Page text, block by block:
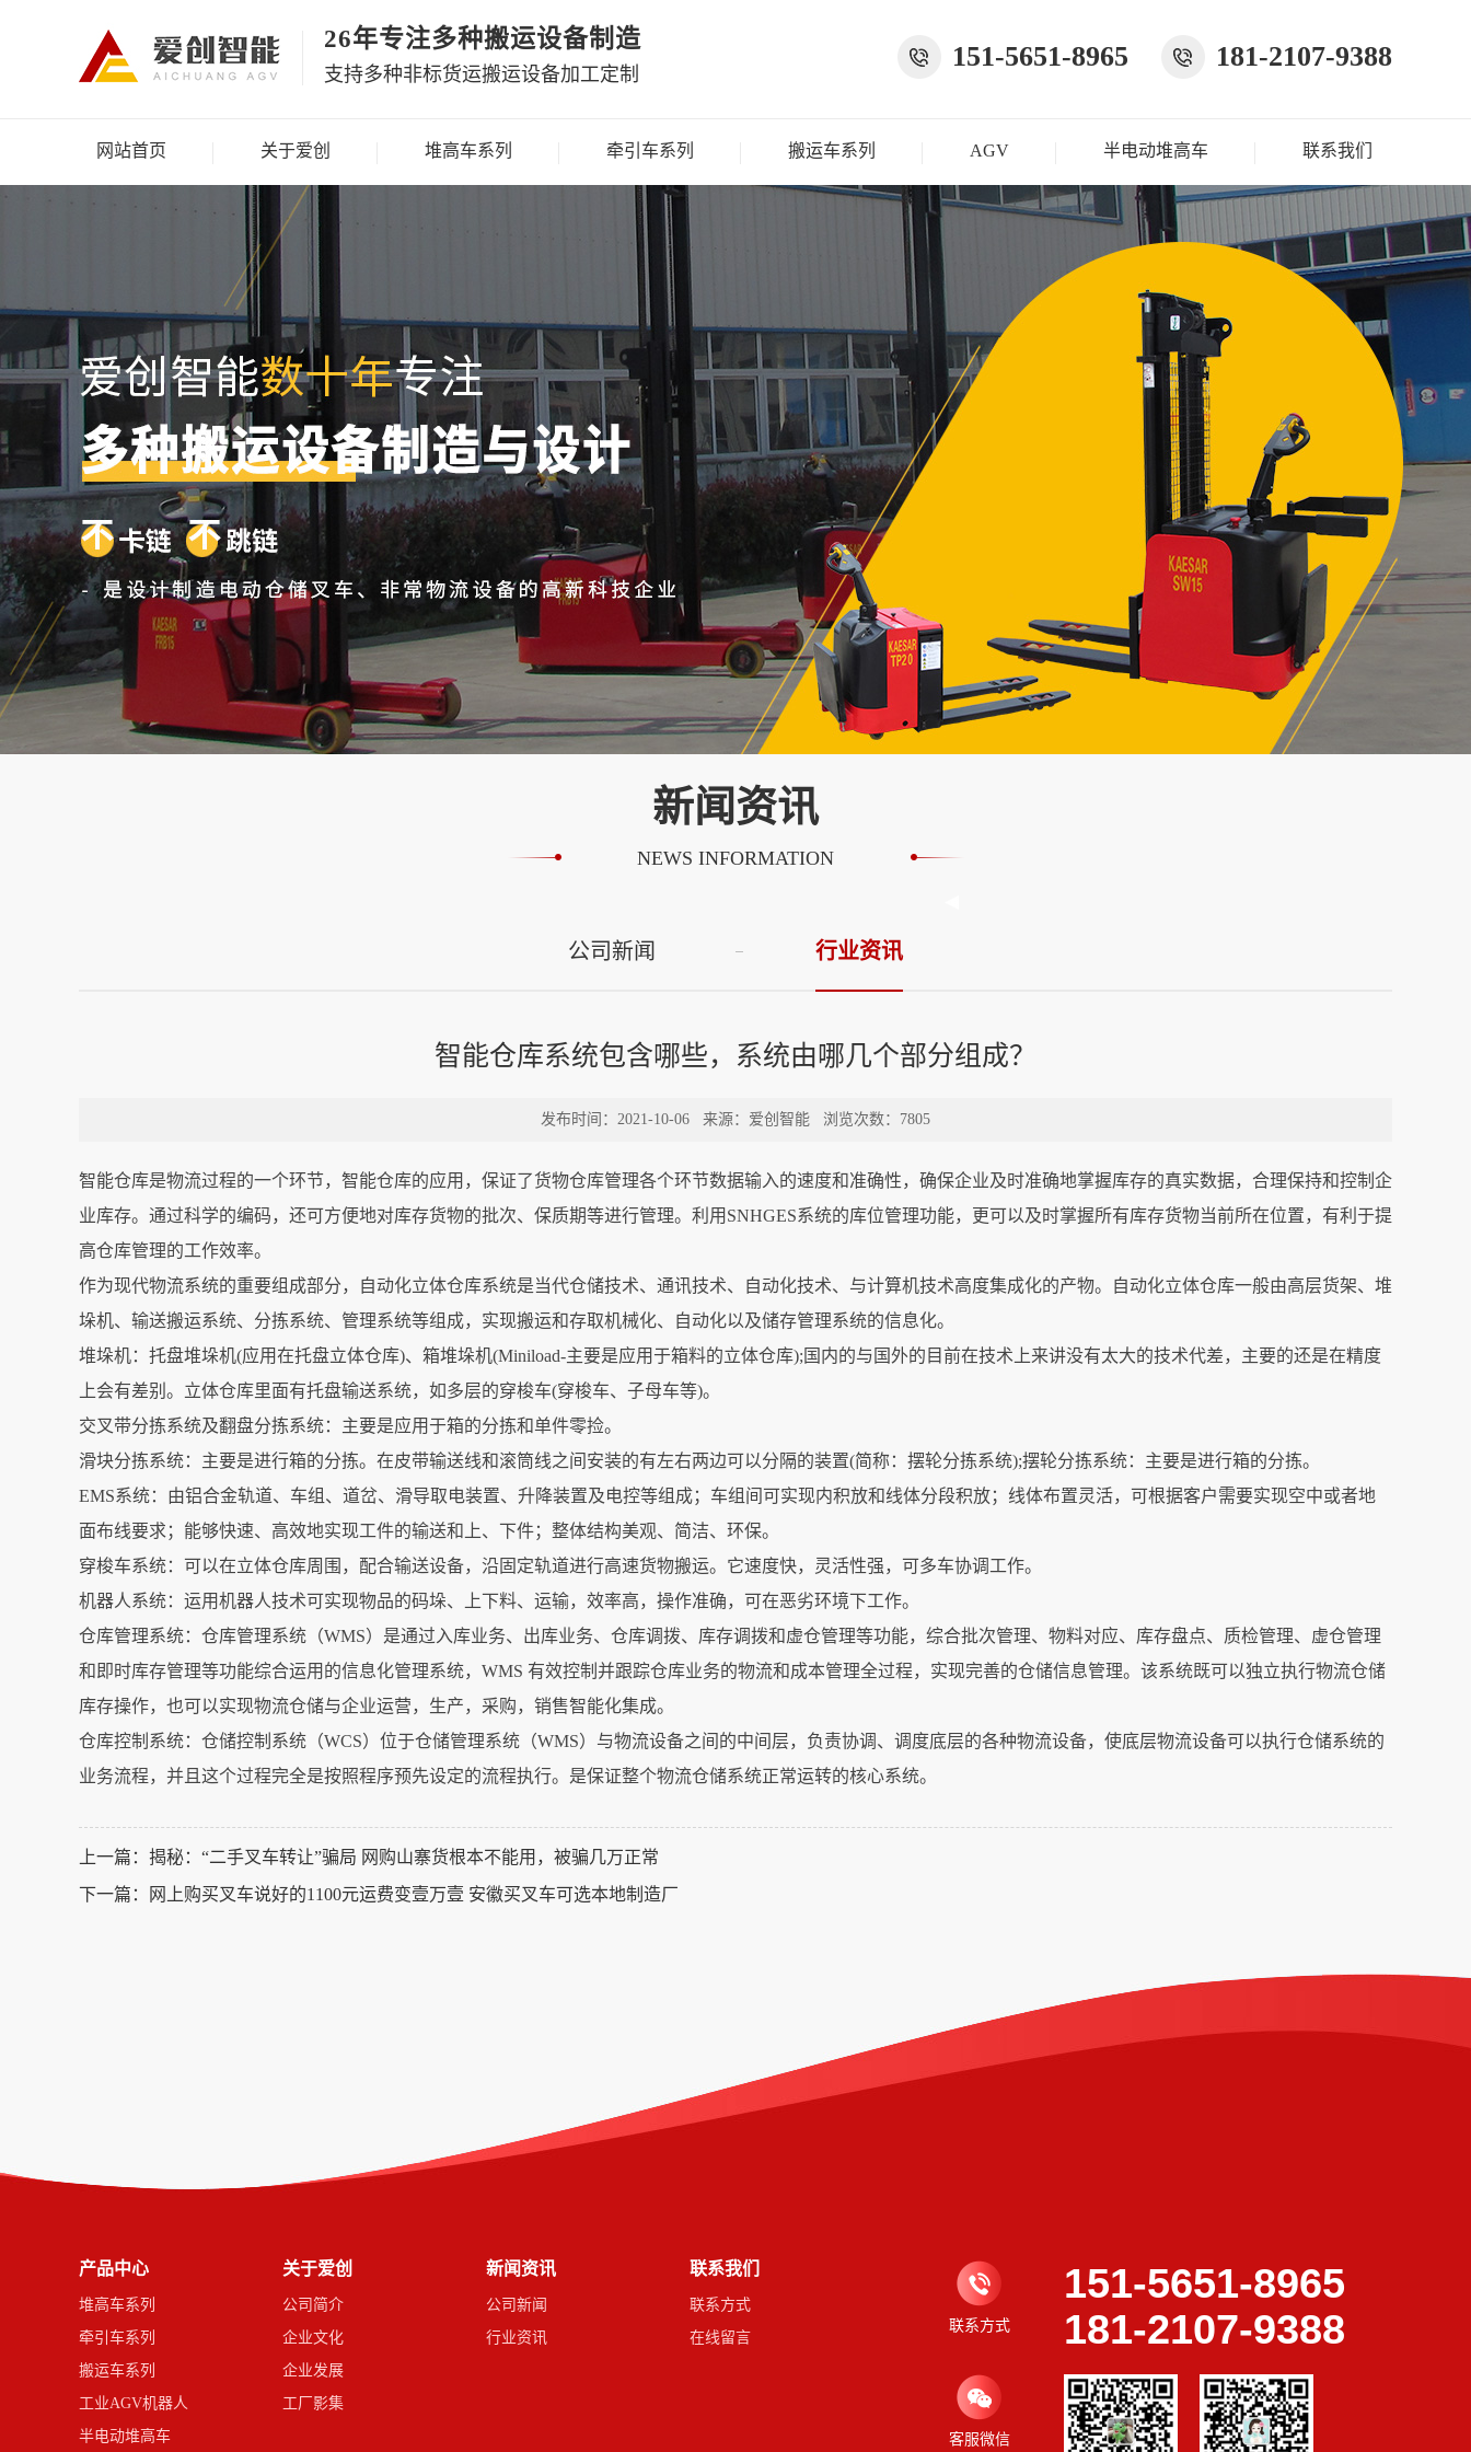
26年专注多种搬运设备制造
支持多种非标货运搬运设备加工定制
151-5651-8965 181-2107-9388
网站首页 关于爱创 堆高车系列 牵引车系列 搬运车系列 AGV 半电动堆高车 联系我们
新闻资讯
NEWS INFORMATION
公司新闻 行业资讯
智能仓库系统包含哪些，系统由哪几个部分组成？
发布时间：2021-10-06 来源：爱创智能 浏览次数：7805
智能仓库是物流过程的一个环节，智能仓库的应用，保证了货物仓库管理各个环节数据输入的速度和准确性，确保企业及时准确地掌握库存的真实数据，合理保持和控制企
业库存。通过科学的编码，还可方便地对库存货物的批次、保质期等进行管理。利用SNHGES系统的库位管理功能，更可以及时掌握所有库存货物当前所在位置，有利于提
高仓库管理的工作效率。
作为现代物流系统的重要组成部分，自动化立体仓库系统是当代仓储技术、通讯技术、自动化技术、与计算机技术高度集成化的产物。自动化立体仓库一般由高层货架、堆
垛机、输送搬运系统、分拣系统、管理系统等组成，实现搬运和存取机械化、自动化以及储存管理系统的信息化。
堆垛机：托盘堆垛机(应用在托盘立体仓库)、箱堆垛机(Miniload-主要是应用于箱料的立体仓库);国内的与国外的目前在技术上来讲没有太大的技术代差，主要的还是在精度
上会有差别。立体仓库里面有托盘输送系统，如多层的穿梭车(穿梭车、子母车等)。
交叉带分拣系统及翻盘分拣系统：主要是应用于箱的分拣和单件零捡。
滑块分拣系统：主要是进行箱的分拣。在皮带输送线和滚筒线之间安装的有左右两边可以分隔的装置(简称：摆轮分拣系统);摆轮分拣系统：主要是进行箱的分拣。
EMS系统：由铝合金轨道、车组、道岔、滑导取电装置、升降装置及电控等组成；车组间可实现内积放和线体分段积放；线体布置灵活，可根据客户需要实现空中或者地
面布线要求；能够快速、高效地实现工件的输送和上、下件；整体结构美观、简洁、环保。
穿梭车系统：可以在立体仓库周围，配合输送设备，沿固定轨道进行高速货物搬运。它速度快，灵活性强，可多车协调工作。
机器人系统：运用机器人技术可实现物品的码垛、上下料、运输，效率高，操作准确，可在恶劣环境下工作。
仓库管理系统：仓库管理系统（WMS）是通过入库业务、出库业务、仓库调拨、库存调拨和虚仓管理等功能，综合批次管理、物料对应、库存盘点、质检管理、虚仓管理
和即时库存管理等功能综合运用的信息化管理系统，WMS 有效控制并跟踪仓库业务的物流和成本管理全过程，实现完善的仓储信息管理。该系统既可以独立执行物流仓储
库存操作，也可以实现物流仓储与企业运营，生产，采购，销售智能化集成。
仓库控制系统：仓储控制系统（WCS）位于仓储管理系统（WMS）与物流设备之间的中间层，负责协调、调度底层的各种物流设备，使底层物流设备可以执行仓储系统的
业务流程，并且这个过程完全是按照程序预先设定的流程执行。是保证整个物流仓储系统正常运转的核心系统。
上一篇： 揭秘：“二手叉车转让”骗局 网购山寨货根本不能用，被骗几万正常
下一篇：
网上购买叉车说好的1100元运费变壹万壹 安徽买叉车可选本地制造厂
产品中心
堆高车系列
牵引车系列
搬运车系列
工业AGV机器人
半电动堆高车
关于爱创
公司简介
企业文化
企业发展
工厂影集
新闻资讯
公司新闻
行业资讯
联系我们
联系方式
在线留言
联系方式
151-5651-8965
181-2107-9388
客服微信